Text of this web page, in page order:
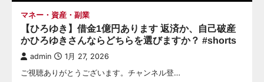
マネー・資産・副業
【ひろゆき】借金1億円あります 返済か、自己破産
かひろゆきさんならどちらを選びますか？ #shorts
admin 1月 27, 2026
ご視聴ありがとうございます。チャンネル登…